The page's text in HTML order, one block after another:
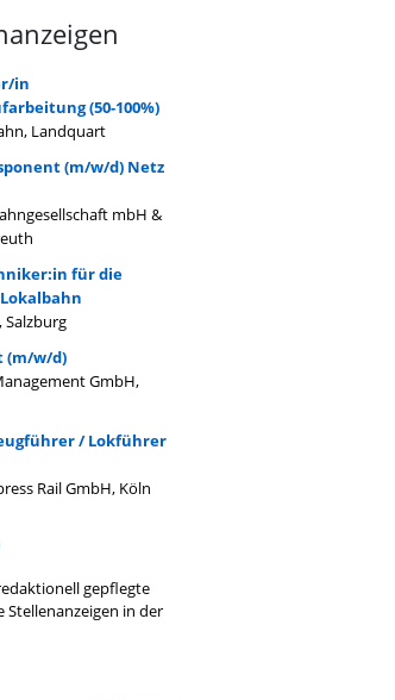
in
(50-100%)
Landquart
(m/w/d) Netz
mbH &
für die
Salzburg
(m/w/d)
GmbH,
/ Lokführer
Rail GmbH, Köln
gepflegte
Stellenanzeigen in der